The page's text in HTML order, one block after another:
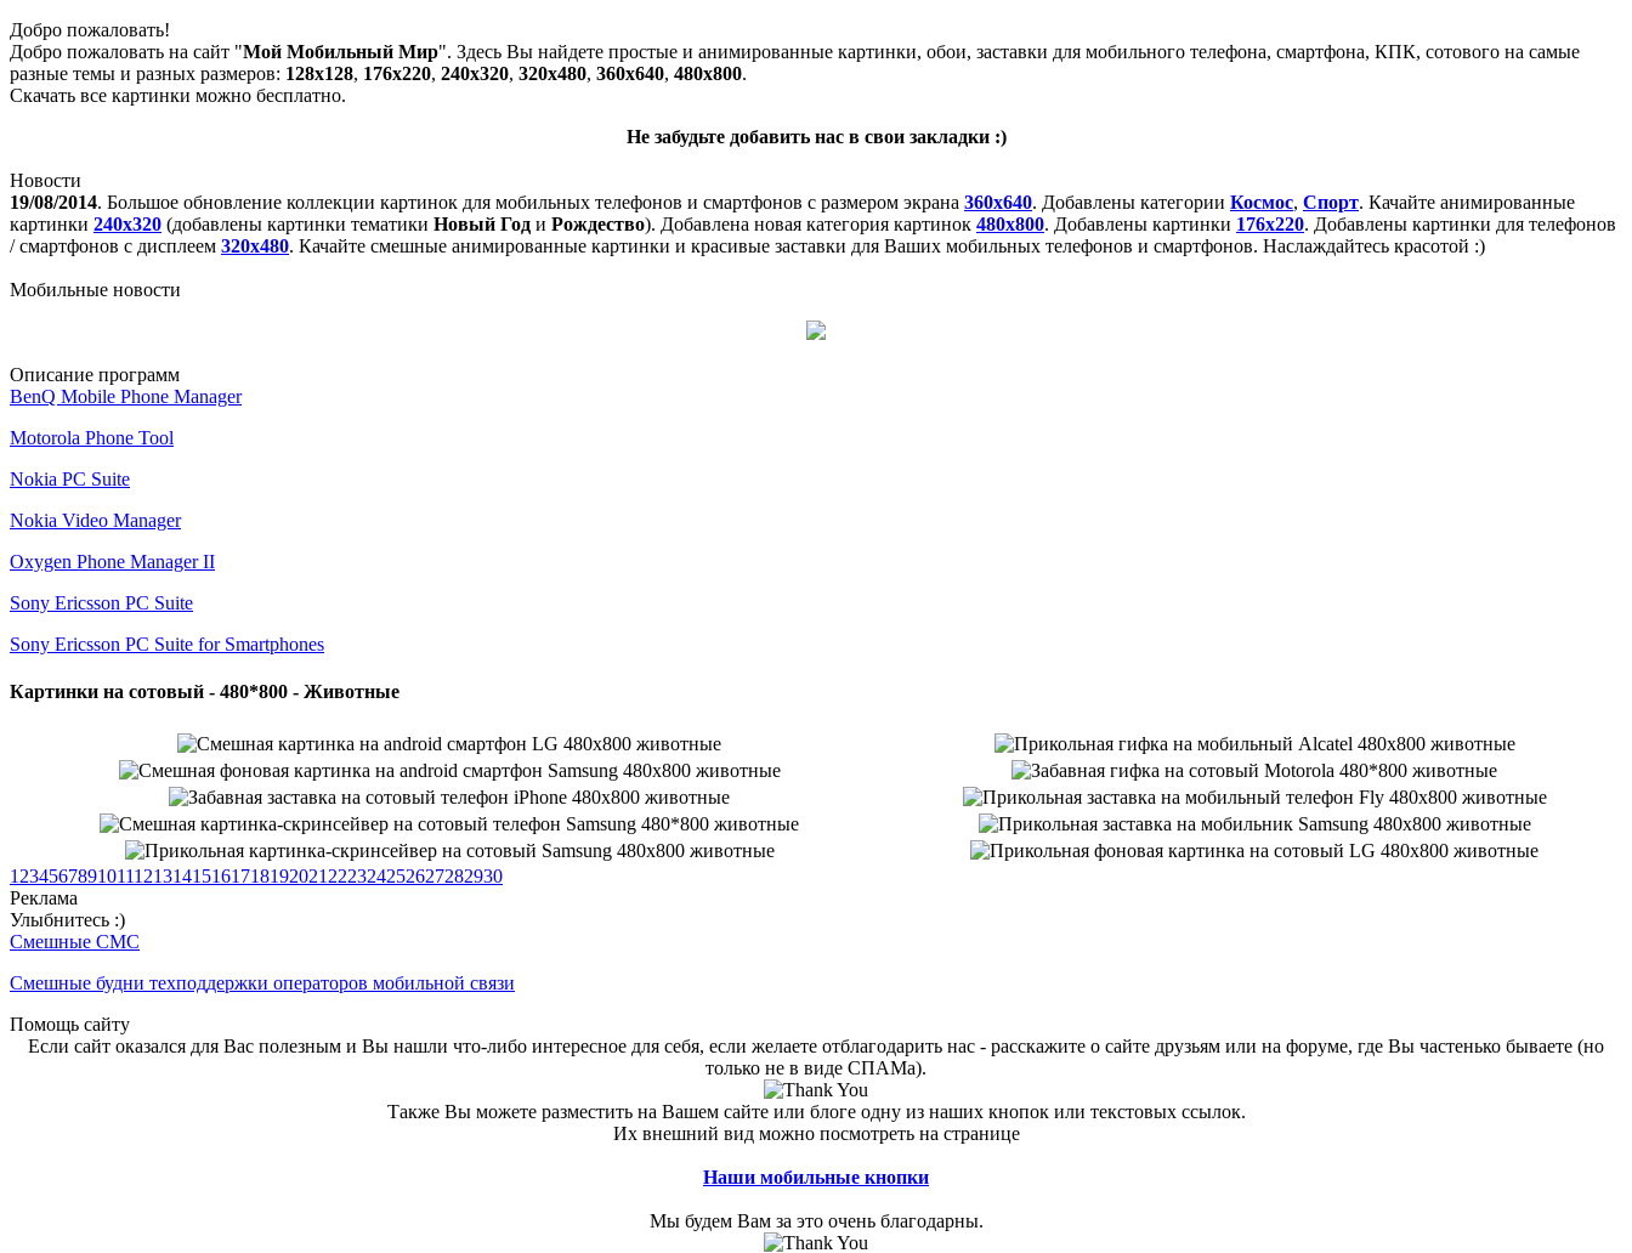
Добро пожаловать!
Добро пожаловать на сайт "Мой Мобильный Мир". Здесь Вы найдете простые и анимированные картинки, обои, заставки для мобильного телефона, смартфона, КПК, сотового на самые
разные темы и разных размеров: 128х128, 176х220, 240х320, 320x480, 360x640, 480x800.
Скачать все картинки можно бесплатно.
Не забудьте добавить нас в свои закладки :)
Новости
19/08/2014. Большое обновление коллекции картинок для мобильных телефонов и смартфонов с размером экрана 360x640. Добавлены категории Космос, Спорт. Качайте анимированные
картинки 240x320 (добавлены картинки тематики Новый Год и Рождество). Добавлена новая категория картинок 480x800. Добавлены картинки 176x220. Добавлены картинки для телефонов
/ смартфонов с дисплеем 320х480. Качайте смешные анимированные картинки и красивые заставки для Ваших мобильных телефонов и смартфонов. Наслаждайтесь красотой :)
Мобильные новости
Описание программ
BenQ Mobile Phone Manager
Motorola Phone Tool
Nokia PC Suite
Nokia Video Manager
Oxygen Phone Manager II
Sony Ericsson PC Suite
Sony Ericsson PC Suite for Smartphones
Картинки на сотовый - 480*800 - Животные
1 23456789101112131415161718192021 222324252627282930
Реклама
Улыбнитесь :)
Смешные СМС
Смешные будни техподдержки операторов мобильной связи
Помощь сайту
Если сайт оказался для Вас полезным и Вы нашли что-либо интересное для себя, если желаете отблагодарить нас - расскажите о сайте друзьям или на форуме, где Вы частенько бываете (но
только не в виде СПАМа).
Также Вы можете разместить на Вашем сайте или блоге одну из наших кнопок или текстовых ссылок.
Их внешний вид можно посмотреть на странице
Наши мобильные кнопки
Мы будем Вам за это очень благодарны.